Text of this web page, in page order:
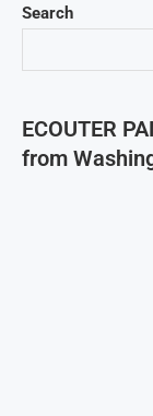
Search
ECOUTER
from